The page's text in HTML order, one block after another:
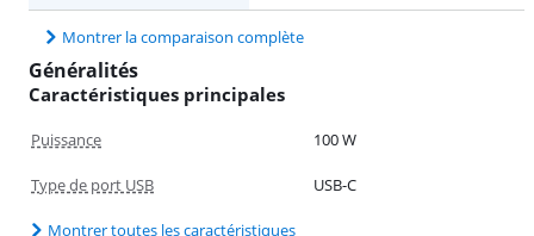
Montrer la comparaison complète
Généralités
Caractéristiques principales
Puissance 100 W
Type de port USB USB-C
Montrer toutes les caractéristiques